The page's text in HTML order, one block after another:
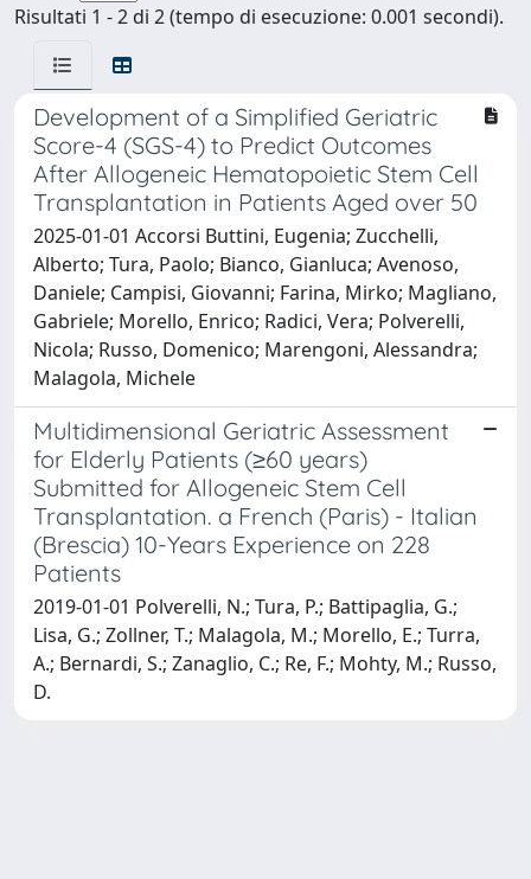
Risultati 1 - 2 di 2 (tempo di esecuzione: 0.001 secondi).
Development of a Simplified Geriatric
Score-4 (SGS-4) to Predict Outcomes
After Allogeneic Hematopoietic Stem Cell
Transplantation in Patients Aged over 50
2025-01-01 Accorsi Buttini, Eugenia; Zucchelli,
Alberto; Tura, Paolo; Bianco, Gianluca; Avenoso,
Daniele; Campisi, Giovanni; Farina, Mirko; Magliano,
Gabriele; Morello, Enrico; Radici, Vera; Polverelli,
Nicola; Russo, Domenico; Marengoni, Alessandra;
Malagola, Michele
Multidimensional Geriatric Assessment
for Elderly Patients (≥60 years)
Submitted for Allogeneic Stem Cell
Transplantation. a French (Paris) - Italian
(Brescia) 10-Years Experience on 228
Patients
2019-01-01 Polverelli, N.; Tura, P.; Battipaglia, G.;
Lisa, G.; Zollner, T.; Malagola, M.; Morello, E.; Turra,
A.; Bernardi, S.; Zanaglio, C.; Re, F.; Mohty, M.; Russo,
D.